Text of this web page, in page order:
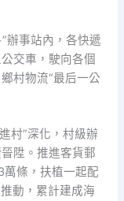
辦事站內，各快遞
交車，駛向各個
村物流“最后一公
村”深化，村級辦
陞。推進客貨郵
萬條，扶植一起配
動，累計建成海